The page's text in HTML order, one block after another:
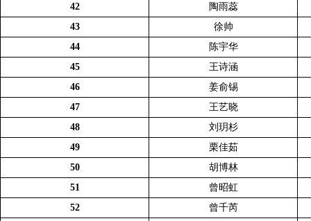
42
陶雨蕊
43
徐帅
44
陈宇华
45
王诗涵
46
姜俞锡
47
王艺晓
48
刘玥杉
49
栗佳茹
50
胡博林
51
曾昭虹
52
曾千芮